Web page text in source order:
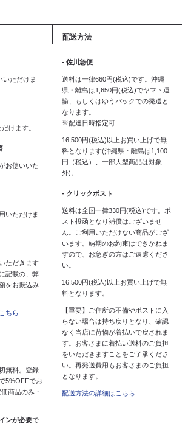
いただけま
けます。
お使いいた
いただけま
ただきます
記載の、弊
をお振込み
ちら
無料。登録
5%OFFでお
商品のみ・
ンが必要で
配送方法
- 佐川急便
送料は一律660円(税込)です。沖縄
県・離島は1,650円(税込)でヤマト運
輸、もしくはゆうパックでの発送と
なります。
※配達日時指定可
16,500円(税込)以上お買い上げで無
料となります(沖縄県・離島は1,100
円（税込）、一部大型商品は対象
外)。
- クリックポスト
送料は全国一律330円(税込)です。ポ
スト投函となり補償はございませ
ん。ご利用いただけない商品がござ
います。納期のお約束はできかねま
すので、お急ぎの方はご遠慮くださ
い。
16,500円(税込)以上お買い上げで無
料となります。
【重要】ご住所の不備やポストに入
らない場合は持ち戻りとなり、確認
なく当店に荷物が着払いで戻されま
す。お客さまに着払い送料のご負担
をいただきますことをご了承くださ
い。再発送費用もお客さまのご負担
となります。
配送方法の詳細はこちら